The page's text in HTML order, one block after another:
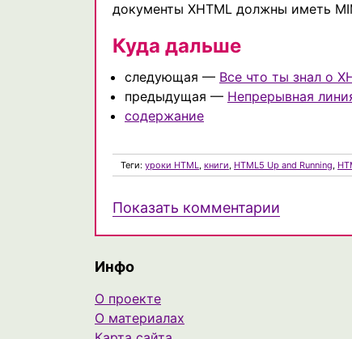
документы XHTML должны иметь
Куда дальше
следующая — Все что ты знал о
предыдущая — Непрерывная
содержание
Теги: уроки HTML, книги, HTML5 Up and Running,
Показать комментарии
Инфо
О проекте
О материалах